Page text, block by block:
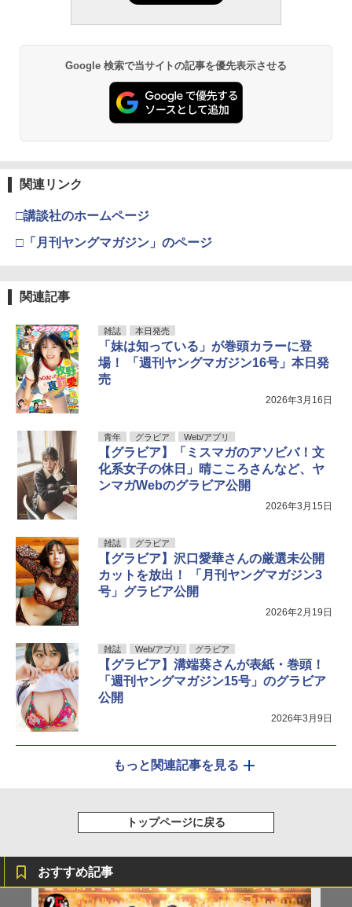
Google 検索で当サイトの記事を優先表示させる
関連リンク
□講談社のホームページ
□「月刊ヤングマガジン」のページ
関連記事
雑誌 本日発売
「妹は知っている」が巻頭カラーに登
場！ 「週刊ヤングマガジン16号」本日発
売
2026年3月16日
青年 グラビア Web/アプリ
【グラビア】「ミスマガのアソビバ！文
化系女子の休日」晴こころさんなど、ヤ
ンマガWebのグラビア公開
2026年3月15日
雑誌 グラビア
【グラビア】沢口愛華さんの厳選未公開
カットを放出！ 「月刊ヤングマガジン3
号」グラビア公開
2026年2月19日
雑誌 Web/アプリ グラビア
【グラビア】溝端葵さんが表紙・巻頭！
「週刊ヤングマガジン15号」のグラビア
公開
2026年3月9日
もっと関連記事を見る
トップページに戻る
おすすめ記事